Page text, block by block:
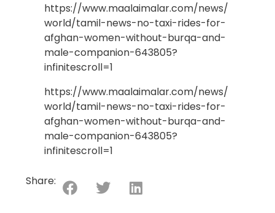
https://www.maalaimalar.com/news/
world/tamil-news-no-taxi-rides-for-
afghan-women-without-burqa-and-
male-companion-643805?
infinitescroll=1
https://www.maalaimalar.com/news/
world/tamil-news-no-taxi-rides-for-
afghan-women-without-burqa-and-
male-companion-643805?
infinitescroll=1
Share: